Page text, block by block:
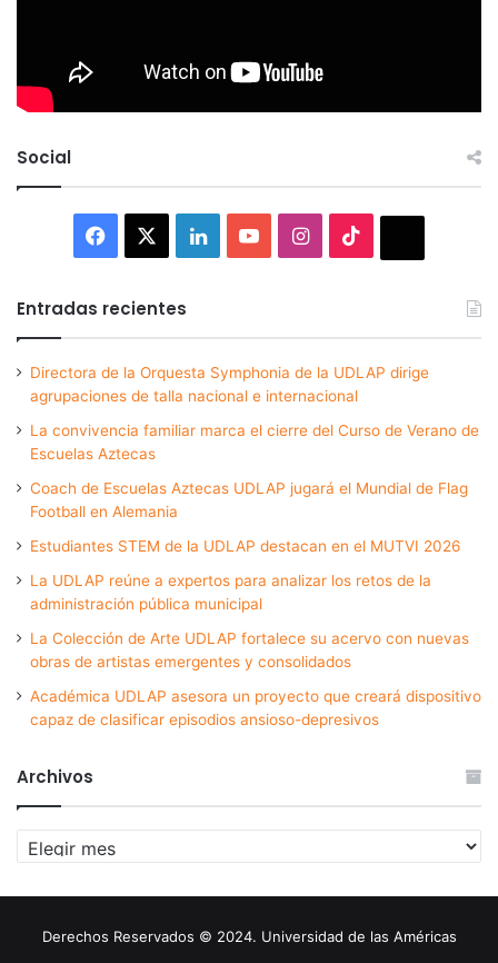
Social
Facebook LinkedInYouTubeInstagram
Entradas recientes
Directora de la Orquesta Symphonia de la UDLAP dirige
agrupaciones de talla nacional e internacional
La convivencia familiar marca el cierre del Curso de Verano de
Escuelas Aztecas
Coach de Escuelas Aztecas UDLAP jugará el Mundial de Flag
Football en Alemania
Estudiantes STEM de la UDLAP destacan en el MUTVI 2026
La UDLAP reúne a expertos para analizar los retos de la
administración pública municipal
La Colección de Arte UDLAP fortalece su acervo con nuevas
obras de artistas emergentes y consolidados
Académica UDLAP asesora un proyecto que creará dispositivo
capaz de clasificar episodios ansioso-depresivos
Archivos
Archivos
Derechos Reservados © 2024. Universidad de las Américas